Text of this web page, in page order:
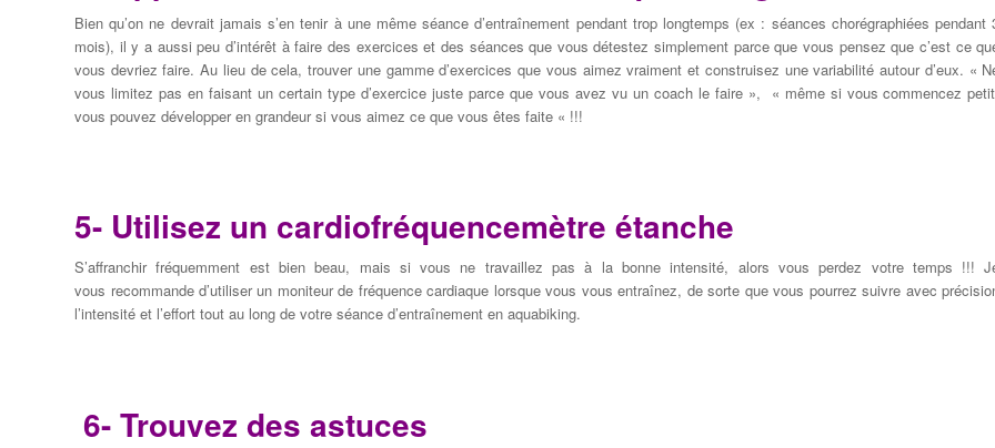
Bien qu’on ne devrait jamais s’en tenir à une même séance d’entraînement pendant trop longtemps (ex : séances chorégraphiées pendant
mois), il y a aussi peu d’intérêt à faire des exercices et des séancesque vous détestez simplement parce que vous pensez que c’est ce
vous devriez faire. Au lieu de cela,trouver une gamme d’exercices que vous aimez vraiment et construisez unevariabilitéautour d’eux. «
vous limitez pas en faisant un certain type d’exercice juste parce que vous avez vu un coach le faire », « même si vous commencezpetit
vous pouvez développer en grandeur si vous aimez ce que vous êtes faite « !!!
5- Utilisez un cardiofréquencemètre étanche
S’affranchir fréquemment est bien beau, mais si vous ne travaillez pas à la bonne intensité, alors vousperdez votre temps !!!
vous recommande d’utiliserun moniteur de fréquence cardiaque lorsque vous vous entraînez, de sorte que vous pourrez suivre avec
l’intensité et l’effort tout au long de votre séance d’entraînement en aquabiking.
6- Trouvez des astuces